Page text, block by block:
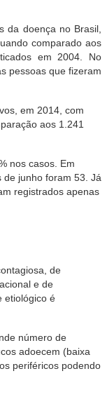
da doença no Brasil,
comparado aos
em 2004. No
pessoas que fizeram
em 2014, com
aos 1.241
nos casos. Em
de junho foram 53. Já
registrados apenas
de
e de
etiológico é
número de
adoecem (baixa
periféricos podendo